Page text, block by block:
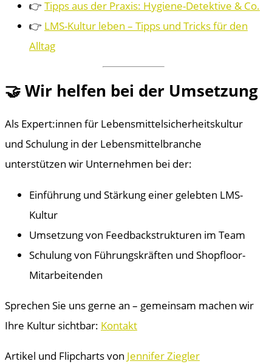
👉 Tipps aus der Praxis: Hygiene-Detektive & Co.
👉 LMS-Kultur leben – Tipps und Tricks für den
Alltag
🤝 Wir helfen bei der Umsetzung
Als Expert:innen für Lebensmittelsicherheitskultur
und Schulung in der Lebensmittelbranche
unterstützen wir Unternehmen bei der:
Einführung und Stärkung einer gelebten LMS-
Kultur
Umsetzung von Feedbackstrukturen im Team
Schulung von Führungskräften und Shopfloor-
Mitarbeitenden
Sprechen Sie uns gerne an – gemeinsam machen wir
Ihre Kultur sichtbar: Kontakt
Artikel und Flipcharts von Jennifer Ziegler